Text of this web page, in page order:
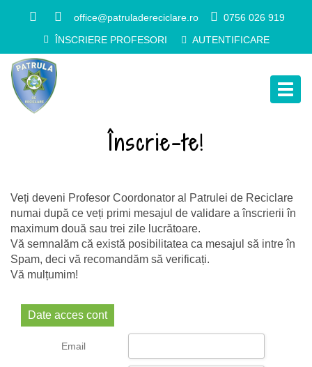
office@patruladereciclare.ro
0756 026 919
ÎNSCRIERE PROFESORI
AUTENTIFICARE
Înscrie-te!
Veți deveni Profesor Coordonator al Patrulei de Reciclare
numai după ce veți primi mesajul de validare a înscrierii în
maximum două sau trei zile lucrătoare.
Vă semnalăm că există posibilitatea ca mesajul să intre în
Spam, deci vă recomandăm să verificați.
Vă mulțumim!
Date acces cont
Email